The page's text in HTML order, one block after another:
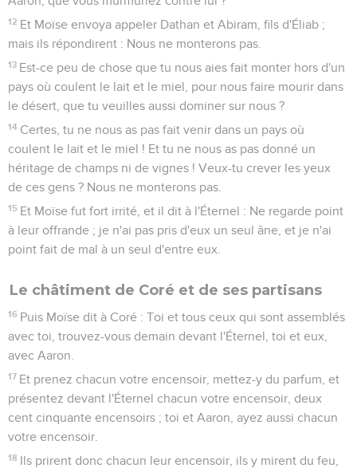
12 Et Moïse envoya appeler Dathan et Abiram, fils d'Éliab ;
mais ils répondirent : Nous ne monterons pas.
13 Est-ce peu de chose que tu nous aies fait monter hors d'un
pays où coulent le lait et le miel, pour nous faire mourir dans
le désert, que tu veuilles aussi dominer sur nous ?
14 Certes, tu ne nous as pas fait venir dans un pays où
coulent le lait et le miel ! Et tu ne nous as pas donné un
héritage de champs ni de vignes ! Veux-tu crever les yeux
de ces gens ? Nous ne monterons pas.
15 Et Moïse fut fort irrité, et il dit à l'Éternel : Ne regarde point
à leur offrande ; je n'ai pas pris d'eux un seul âne, et je n'ai
point fait de mal à un seul d'entre eux.
Le châtiment de Coré et de ses partisans
16 Puis Moïse dit à Coré : Toi et tous ceux qui sont assemblés
avec toi, trouvez-vous demain devant l'Éternel, toi et eux,
avec Aaron.
17 Et prenez chacun votre encensoir, mettez-y du parfum, et
présentez devant l'Éternel chacun votre encensoir, deux
cent cinquante encensoirs ; toi et Aaron, ayez aussi chacun
votre encensoir.
18 Ils prirent donc chacun leur encensoir, ils y mirent du feu,